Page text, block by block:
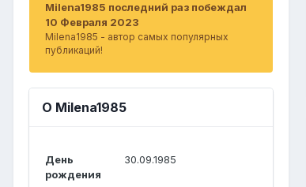
Milena1985 последний раз побеждал
10 Февраля 2023
Milena1985 - автор самых популярных
публикаций!
О Milena1985
День
рождения
30.09.1985